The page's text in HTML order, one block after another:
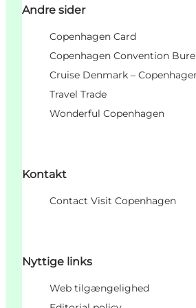
Andre sider
Copenhagen Card
Copenhagen Convention
Cruise Denmark –
Travel Trade
Wonderful Copenhagen
Kontakt
Contact Visit Copenhagen
Nyttige links
Web tilgængelighed